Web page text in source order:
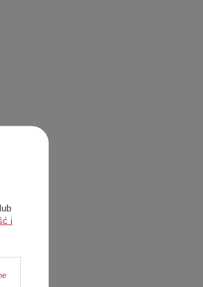
i